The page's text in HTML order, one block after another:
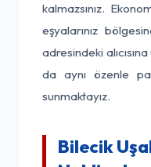
kalmazsınız.
eşyalarınız
adresindeki alıcısına
da aynı özenle
sunmaktayız.
Bilecik